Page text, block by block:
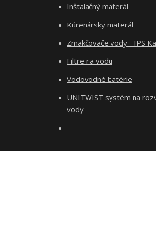
Inštalačný materál
Kúrenársky materál
Zmäkčovače vody - IPS
Filtre na vodu
Vodovodné batérie
UNITWIST systém na
vody